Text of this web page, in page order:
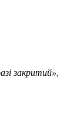
закритий»,